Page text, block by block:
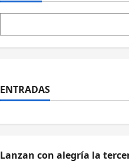
ENTRADAS
Lanzan con alegría la